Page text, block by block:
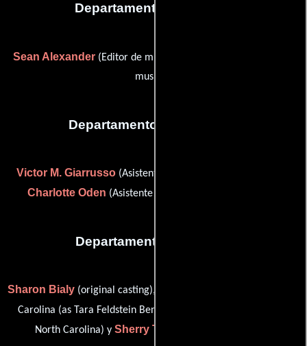
Departamento de musica
Sean Alexander (Editor de música) y
musical)
Departamento de vestuario
Victor M. Giarrusso(Asistente de diseñador de vestuario) y
Charlotte Oden (Asistente de vestuario (sin acreditar))
Departamento de reparto
Sharon Bialy(original casting),
Carolina (as Tara Feldstein Bennett)),
North Carolina) y Sherry Thomas